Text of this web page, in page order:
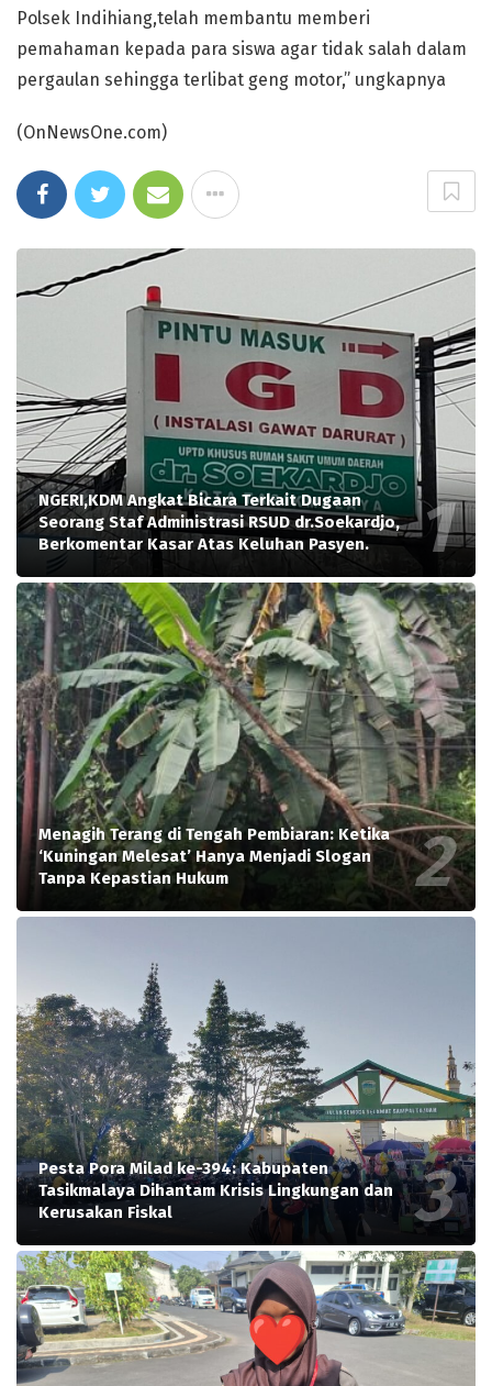
Polsek Indihiang,telah membantu memberi
pemahaman kepada para siswa agar tidak salah dalam
pergaulan sehingga terlibat geng motor,” ungkapnya
(OnNewsOne.com)
NGERI,KDM Angkat Bicara Terkait Dugaan
Seorang Staf Administrasi RSUD dr.Soekardjo,
Berkomentar Kasar Atas Keluhan Pasyen.
Menagih Terang di Tengah Pembiaran: Ketika
‘Kuningan Melesat’ Hanya Menjadi Slogan
Tanpa Kepastian Hukum
Pesta Pora Milad ke-394: Kabupaten
Tasikmalaya Dihantam Krisis Lingkungan dan
Kerusakan Fiskal